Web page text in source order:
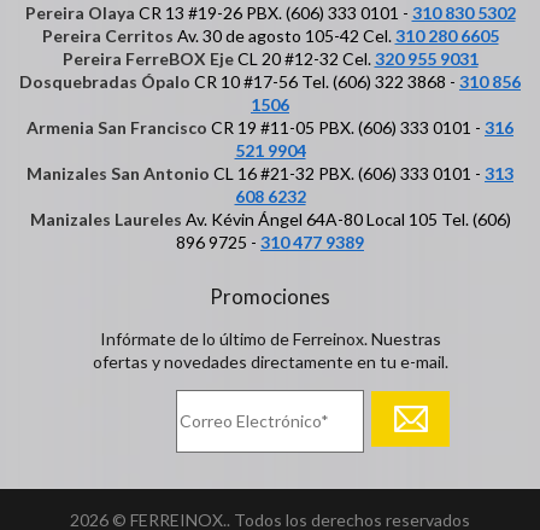
Pereira Olaya CR 13 #19-26 PBX. (606) 333 0101 - 310 830 5302
Pereira Cerritos Av. 30 de agosto 105-42 Cel.310 280 6605
Pereira FerreBOX EjeCL 20 #12-32 Cel.320 955 9031
Dosquebradas Ópalo CR 10 #17-56 Tel. (606) 322 3868 - 310 856
1506
Armenia San Francisco CR 19 #11-05 PBX. (606) 333 0101 - 316
521 9904
Manizales San Antonio CL 16 #21-32 PBX. (606) 333 0101 - 313
608 6232
Manizales Laureles Av. Kévin Ángel 64A-80 Local 105 Tel. (606)
896 9725 - 310 477 9389
Promociones
Infórmate de lo último de Ferreinox. Nuestras
ofertas y novedades directamente en tu e-mail.
2026 © FERREINOX.. Todos los derechos reservados